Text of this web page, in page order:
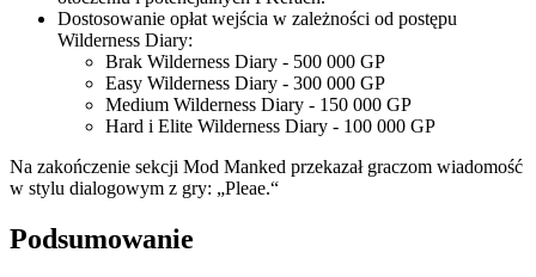
Dostosowanie opłat wejścia w zależności od postępu
Wilderness Diary:
Brak Wilderness Diary - 500 000 GP
Easy Wilderness Diary - 300 000 GP
Medium Wilderness Diary - 150 000 GP
Hard i Elite Wilderness Diary - 100 000 GP
Na zakończenie sekcji Mod Manked przekazał graczom wiadomość
w stylu dialogowym z gry: „Pleae.“
Podsumowanie